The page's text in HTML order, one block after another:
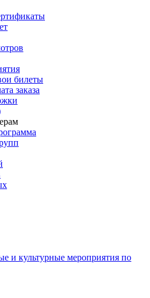
билеты
заказа
и культурные мероприятия по